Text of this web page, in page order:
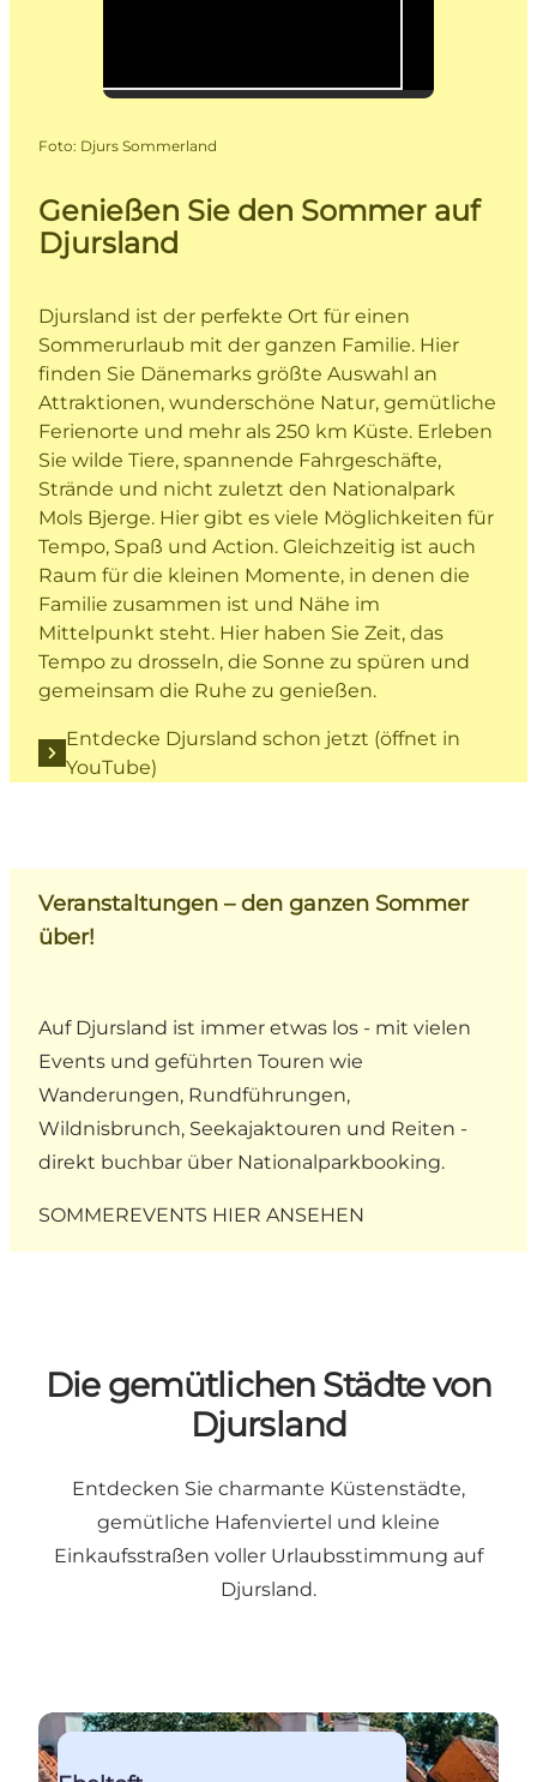
Foto: Djurs Sommerland
Genießen Sie den Sommer auf
Djursland
Djursland ist der perfekte Ort für einen
Sommerurlaub mit der ganzen Familie. Hier
finden Sie Dänemarks größte Auswahl an
Attraktionen, wunderschöne Natur, gemütliche
Ferienorte und mehr als 250 km Küste. Erleben
Sie wilde Tiere, spannende Fahrgeschäfte,
Strände und nicht zuletzt den Nationalpark
Mols Bjerge. Hier gibt es viele Möglichkeiten für
Tempo, Spaß und Action. Gleichzeitig ist auch
Raum für die kleinen Momente, in denen die
Familie zusammen ist und Nähe im
Mittelpunkt steht. Hier haben Sie Zeit, das
Tempo zu drosseln, die Sonne zu spüren und
gemeinsam die Ruhe zu genießen.
Entdecke Djursland schon jetzt (öffnet in
YouTube)
Veranstaltungen – den ganzen Sommer
über!
Auf Djursland ist immer etwas los - mit vielen
Events und geführten Touren wie
Wanderungen, Rundführungen,
Wildnisbrunch, Seekajaktouren und Reiten -
direkt buchbar über Nationalparkbooking.
SOMMEREVENTS HIER ANSEHEN
Die gemütlichen Städte von
Djursland
Entdecken Sie charmante Küstenstädte,
gemütliche Hafenviertel und kleine
Einkaufsstraßen voller Urlaubsstimmung auf
Djursland.
Der Ferienort Ostjütlands